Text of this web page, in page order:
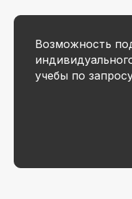
Возможность
учебы по
Доступ к курсу,